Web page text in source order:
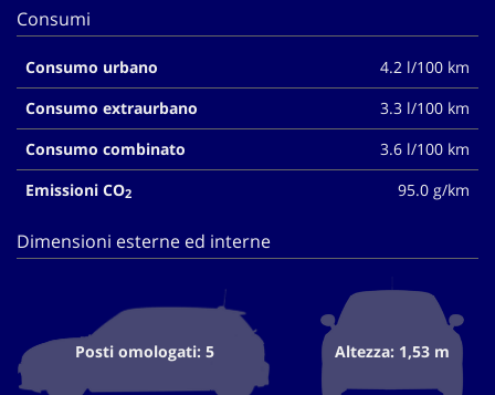
Consumi
Consumo urbano
4.2 l/100 km
Consumo extraurbano
3.3 l/100 km
Consumo combinato
3.6 l/100 km
Emissioni CO2 95.0 g/km
Dimensioni esterne ed interne
Posti omologati: 5 Altezza: 1,53 m